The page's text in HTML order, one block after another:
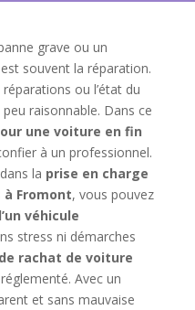
grave ou un
souvent la réparation.
ou l’état du
raisonnable. Dans ce
une voiture en fin
à un professionnel.
la prise en charge
Fromont, vous pouvez
véhicule
stress ni démarches
rachat de voiture
Avec un
et sans mauvaise